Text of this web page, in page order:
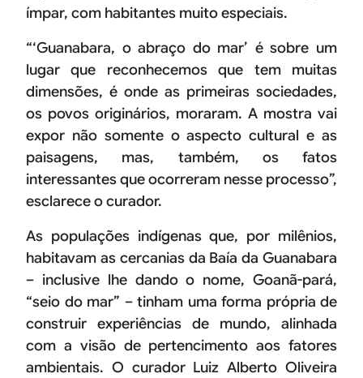
ímpar, com habitantes muito especiais.
“‘Guanabara, o abraço do mar’ é sobre um
lugar que reconhecemos que tem muitas
dimensões, é onde as primeiras sociedades,
os povos originários, moraram. A mostra vai
expor não somente o aspecto cultural e as
paisagens, mas, também, os fatos
interessantes que ocorreram nesse processo”,
esclarece o curador.
As populações indígenas que, por milênios,
habitavam as cercanias da Baía da Guanabara
– inclusive lhe dando o nome, Goanã-pará,
“seio do mar” – tinham uma forma própria de
construir experiências de mundo, alinhada
com a visão de pertencimento aos fatores
ambientais. O curador Luiz Alberto Oliveira